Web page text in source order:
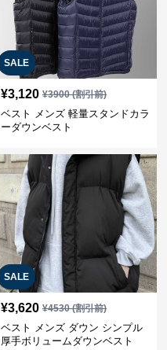
SALE
¥3,120 ¥3900(割引前)
ベスト メンズ 軽量スタンドカラ
ーダウンベスト
SALE
¥3,620 ¥4530(割引前)
ベスト メンズ ダウン シンプル
厚手ボリュームダウンベスト